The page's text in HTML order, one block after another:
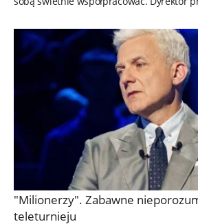
"Milionerzy". Zabawne
teleturnieju